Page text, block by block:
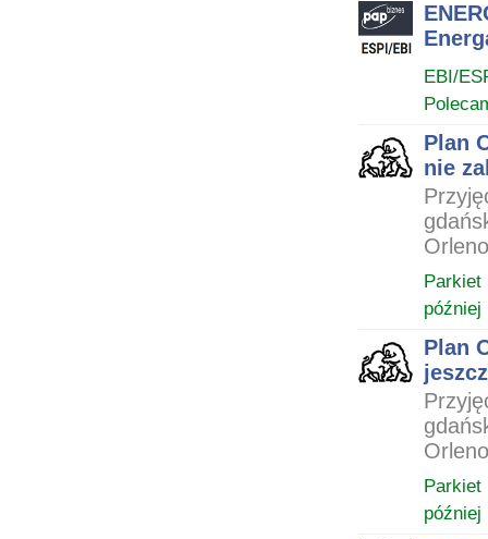
EBI/
Plan
nie
Parkiet
później
Plan
Parkiet
później